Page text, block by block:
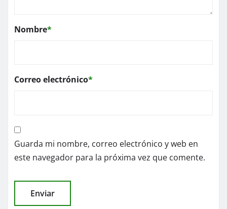
Nombre*
Correo electrónico*
Guarda mi nombre, correo electrónico y web en
este navegador para la próxima vez que comente.